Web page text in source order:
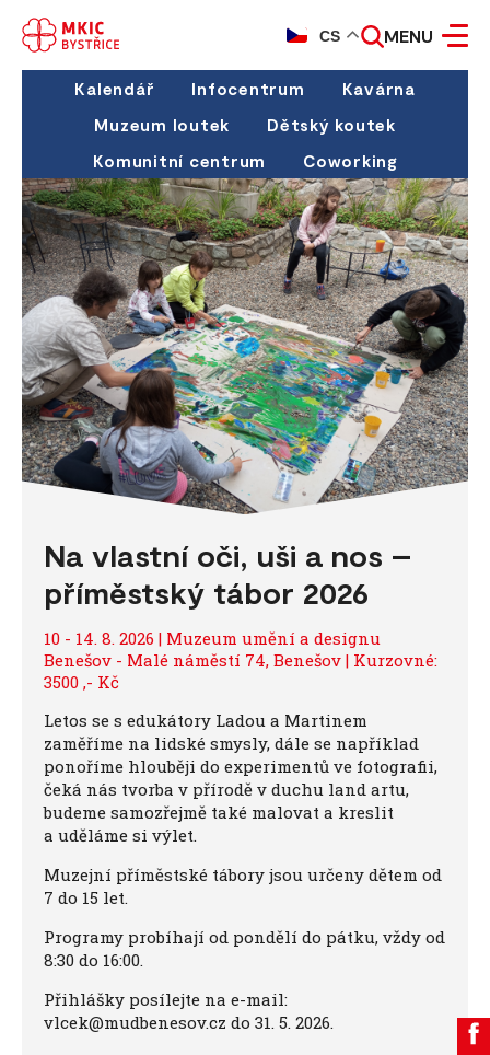
CS MENU
Kalendář Infocentrum
Kavárna
Muzeum loutek
Dětský koutek
Komunitní centrum
Coworking
Na vlastní oči, uši a nos –
příměstský tábor 2026
10 - 14. 8. 2026 | Muzeum umění a designu
Benešov - Malé náměstí 74, Benešov | Kurzovné:
3500 ,- Kč
Letos se s edukátory Ladou a Martinem
zaměříme na lidské smysly, dále se například
ponoříme hlouběji do experimentů ve fotografii,
čeká nás tvorba v přírodě v duchu land artu,
budeme samozřejmě také malovat a kreslit
a uděláme si výlet.
Muzejní příměstské tábory jsou určeny dětem od
7 do 15 let.
Programy probíhají od pondělí do pátku, vždy od
8:30 do 16:00.
Přihlášky posílejte na e-mail:
vlcek@mudbenesov.cz do 31. 5. 2026.